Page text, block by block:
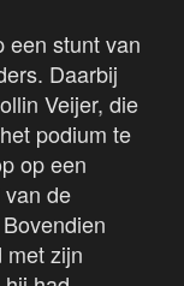
een stunt van
Daarbij
Veijer, die
podium te
op een
de
met zijn